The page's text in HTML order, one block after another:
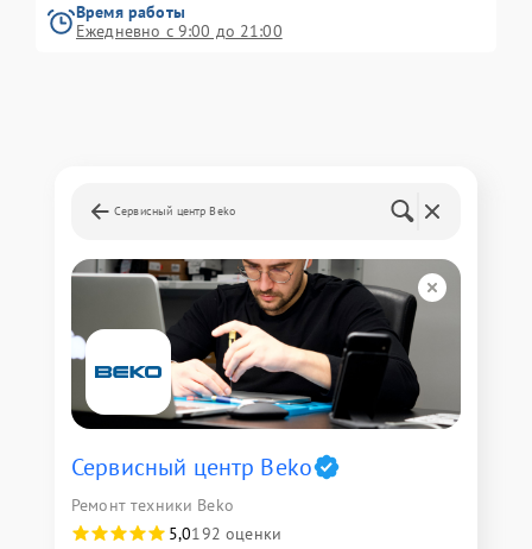
Время работы
Ежедневно с 9:00 до 21:00
Сервисный центр Beko
Сервисный центр Beko
Ремонт техники Beko
5,0192 оценки